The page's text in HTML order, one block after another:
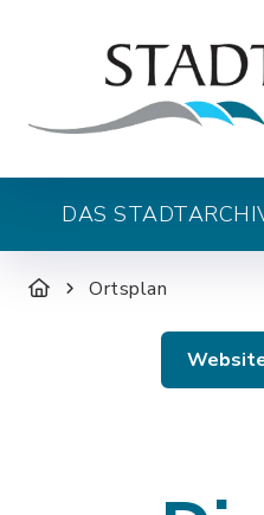
DAS
Ortsplan